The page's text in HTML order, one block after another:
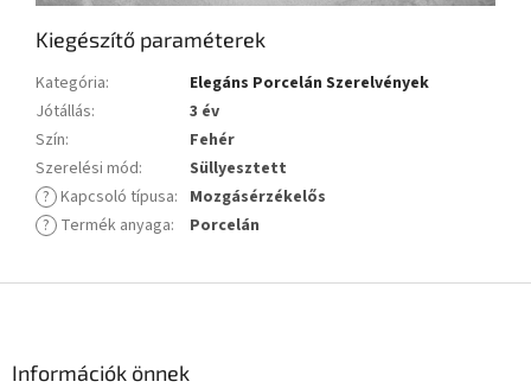
Kiegészítő paraméterek
Kategória:
Elegáns Porcelán Szerelvények
Jótállás:
3 év
Szín:
Fehér
Szerelési mód:
Süllyesztett
? Kapcsoló típusa: Mozgásérzékelős
? Termék anyaga: Porcelán
Információk önnek